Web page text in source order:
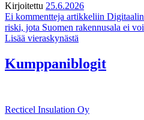
Kirjoitettu 25.6.2026
Ei kommentteja artikkeliin
riski, jota Suomen rakennusala ei
Lisää vieraskynästä
Kumppaniblogit
Recticel Insulation Oy